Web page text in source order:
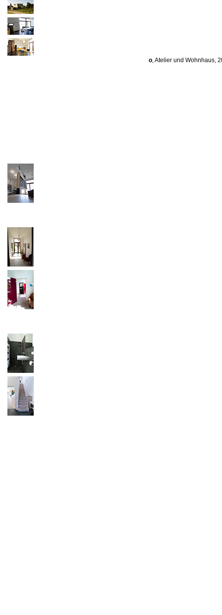
o, Atelier und Wohnhaus,